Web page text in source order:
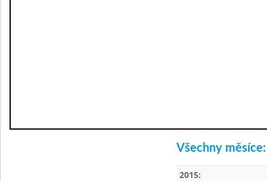
Všechny měsíce:
2015: